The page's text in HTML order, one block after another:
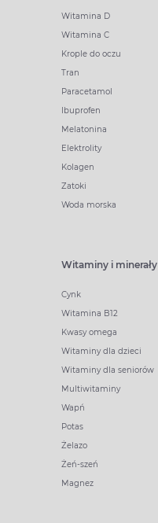
Witamina D
Witamina C
Krople do oczu
Tran
Paracetamol
Ibuprofen
Melatonina
Elektrolity
Kolagen
Zatoki
Woda morska
Witaminy i minerały
Cynk
Witamina B12
Kwasy omega
Witaminy dla dzieci
Witaminy dla seniorów
Multiwitaminy
Wapń
Potas
Żelazo
Żeń-szeń
Magnez